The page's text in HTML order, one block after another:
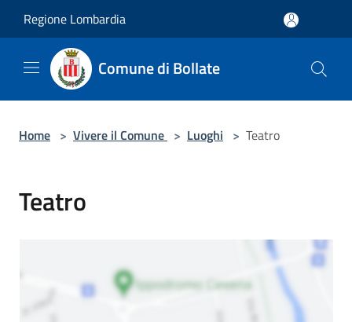
Regione Lombardia
Comune di Bollate
Home > Vivere il Comune > Luoghi > Teatro
Teatro